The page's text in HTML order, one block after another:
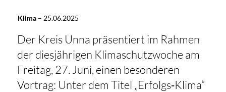
Klima– 25.06.2025
Der Kreis Unna präsentiert im Rahmen
der diesjährigen Klimaschutzwoche am
Freitag, 27. Juni, einen besonderen
Vortrag: Unter dem Titel „Erfolgs‑Klima“